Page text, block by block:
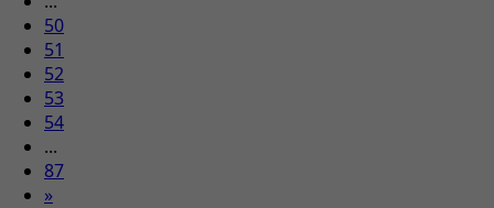
50
51
52
53
54
...
87
»